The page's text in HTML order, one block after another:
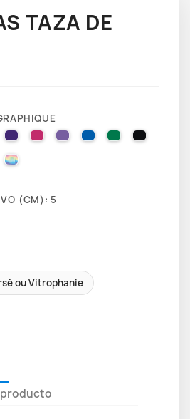
TAZA DE
YELLOW
PASTEL ORANGE
040 VIOLET
041 PINK043 LAVENDER
051 GENTIAN BLUE
061 GREEN
070
GOLD
000 HOLOGRAPHIQUE
(CM): 5
ou Vitrophanie
producto